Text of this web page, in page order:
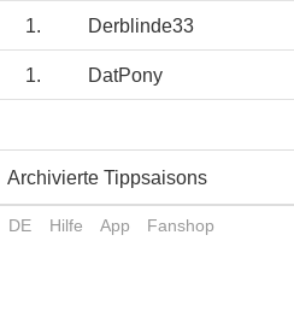
1. Derblinde33
1. DatPony
Archivierte Tippsaisons
DE Hilfe App Fanshop